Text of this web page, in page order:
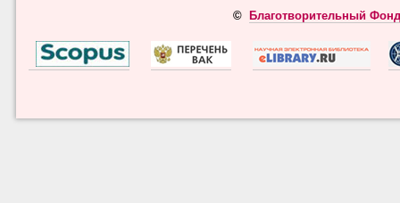
© Благотворительный